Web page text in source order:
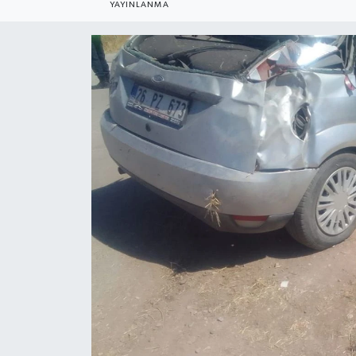
YAYINLANMA